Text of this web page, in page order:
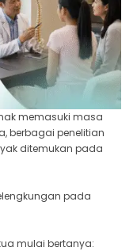
memasuki masa
berbagai penelitian
ditemukan pada
pada
mulai bertanya: